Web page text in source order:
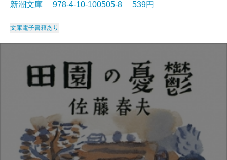
新潮文庫 978-4-10-100505-8 539円
文庫電子書籍あり